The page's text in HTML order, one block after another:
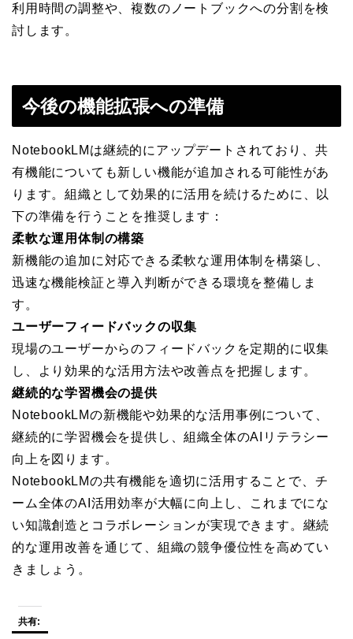
利用時間の調整や、複数のノートブックへの分割を検
討します。
今後の機能拡張への準備
NotebookLMは継続的にアップデートされており、共
有機能についても新しい機能が追加される可能性があ
ります。組織として効果的に活用を続けるために、以
下の準備を行うことを推奨します：
柔軟な運用体制の構築
新機能の追加に対応できる柔軟な運用体制を構築し、
迅速な機能検証と導入判断ができる環境を整備しま
す。
ユーザーフィードバックの収集
現場のユーザーからのフィードバックを定期的に収集
し、より効果的な活用方法や改善点を把握します。
継続的な学習機会の提供
NotebookLMの新機能や効果的な活用事例について、
継続的に学習機会を提供し、組織全体のAIリテラシー
向上を図ります。
NotebookLMの共有機能を適切に活用することで、チ
ーム全体のAI活用効率が大幅に向上し、これまでにな
い知識創造とコラボレーションが実現できます。継続
的な運用改善を通じて、組織の競争優位性を高めてい
きましょう。
共有: